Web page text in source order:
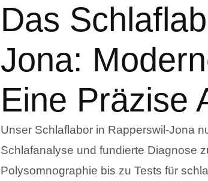
Das
Jona:
Eine Präzise
Unser Schlaflabor in Rapperswil-Jona
Schlafanalyse und fundierte Diagnose
Polysomnographie bis zu Tests für